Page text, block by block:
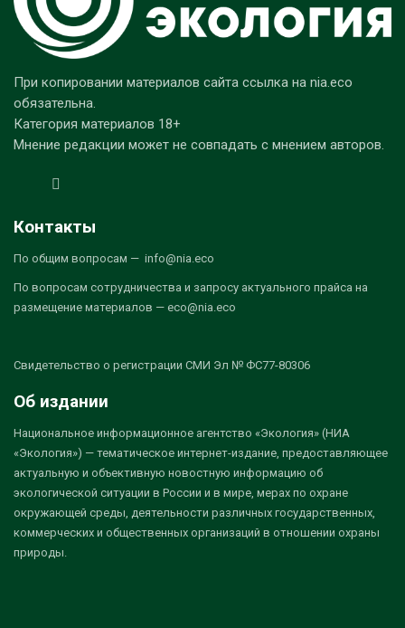
При копировании материалов сайта ссылка на nia.eco
обязательна.
Категория материалов 18+
Мнение редакции может не совпадать с мнением авторов.
Контакты
По общим вопросам — info@nia.eco
По вопросам сотрудничества и запросу актуального прайса на
размещение материалов — eco@nia.eco
Свидетельство о регистрации СМИ Эл № ФС77-80306
Об издании
Национальное информационное агентство «Экология» (НИА
«Экология») — тематическое интернет-издание, предоставляющее
актуальную и объективную новостную информацию об
экологической ситуации в России и в мире, мерах по охране
окружающей среды, деятельности различных государственных,
коммерческих и общественных организаций в отношении охраны
природы.